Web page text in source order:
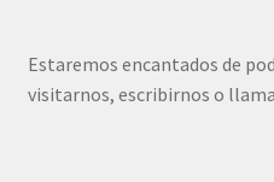
Estaremos encantados de
visitarnos, escribirnos o